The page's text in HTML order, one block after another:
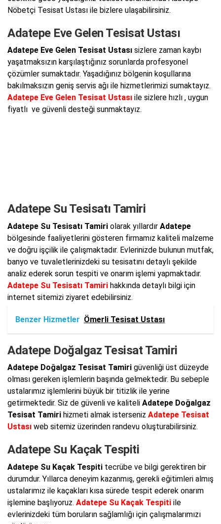
Nöbetçi Tesisat Ustası ile bizlere ulaşabilirsiniz.
Adatepe Eve Gelen Tesisat Ustası
Adatepe Eve Gelen Tesisat Ustası sizlere zaman kaybı
yaşatmaksızın karşılaştığınız sorunlarda profesyonel
çözümler sumaktadır. Yaşadığınız bölgenin koşullarına
bakılmaksızın geniş servis ağı ile hizmetlerimizi sumaktayız.
Adatepe Eve Gelen Tesisat Ustası ile sizlere hızlı , uygun
fiyatlı ve güvenli desteği sunmaktayız.
Adatepe Su Tesisatı Tamiri
Adatepe Su Tesisatı Tamiri olarak yıllardır Adatepe
bölgesinde faaliyetlerini gösteren firmamız kaliteli malzeme
ve doğru işçilik ile çalışmaktadır. Evlerinizde bulunun mutfak,
banyo ve tuvaletlerinizdeki su tesisatını detaylı şekilde
analiz ederek sorun tespiti ve onarım işlemi yapmaktadır.
Adatepe Su Tesisatı Tamiri hakkında detaylı bilgi için
internet sitemizi ziyaret edebilirsiniz.
Benzer Hizmetler Ömerli Tesisat Ustası
Adatepe Doğalgaz Tesisat Tamiri
Adatepe Doğalgaz Tesisat Tamiri güvenliği üst düzeyde
olması gereken işlemlerin başında gelmektedir. Bu sebeple
ustalarımız işlemlerini büyük bir titizlik ile yerine
getirmektedir. Siz de güvenli ve kaliteli Adatepe Doğalgaz
Tesisat Tamiri hizmeti almak isterseniz Adatepe Tesisat
Ustası web sitemiz üzerinden randevu oluşturabilirsiniz.
Adatepe Su Kaçak Tespiti
Adatepe Su Kaçak Tespiti tecrübe ve bilgi gerektiren bir
durumdur. Yıllarca deneyim kazanmış, gerekli eğitimleri almış
ustalarımız ile kaçakları kısa sürede tespit ederek onarım
işlemine başlıyoruz. Adatepe Su Kaçak Tespiti ile
evlerinizdeki tüm boruların sağlamlığı için çalışmalarımızı